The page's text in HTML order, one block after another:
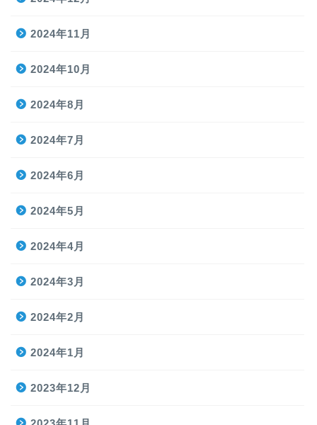
2024年11月
2024年10月
2024年8月
2024年7月
2024年6月
2024年5月
2024年4月
2024年3月
2024年2月
2024年1月
2023年12月